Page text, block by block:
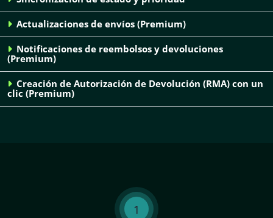
Actualizaciones de envíos (Premium)
Notificaciones de reembolsos y devoluciones
(Premium)
Creación de Autorización de Devolución (RMA) con un
clic (Premium)
1